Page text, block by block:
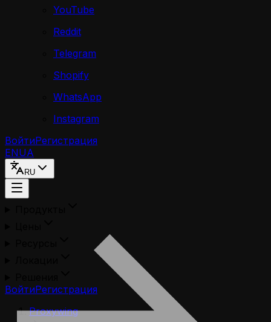
YouTube
Reddit
Telegram
Shopify
WhatsApp
Instagram
ВойтиРегистрация
ENUA
RU
ВойтиРегистрация
Proxywing